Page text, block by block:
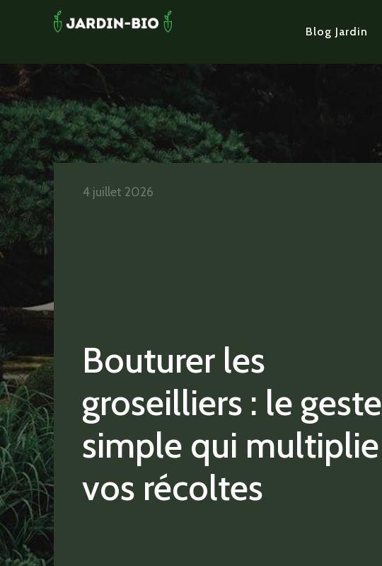
Blog Jardin
Bouturer les
groseilliers : le geste
simple qui multiplie
vos récoltes
4 juillet 2026